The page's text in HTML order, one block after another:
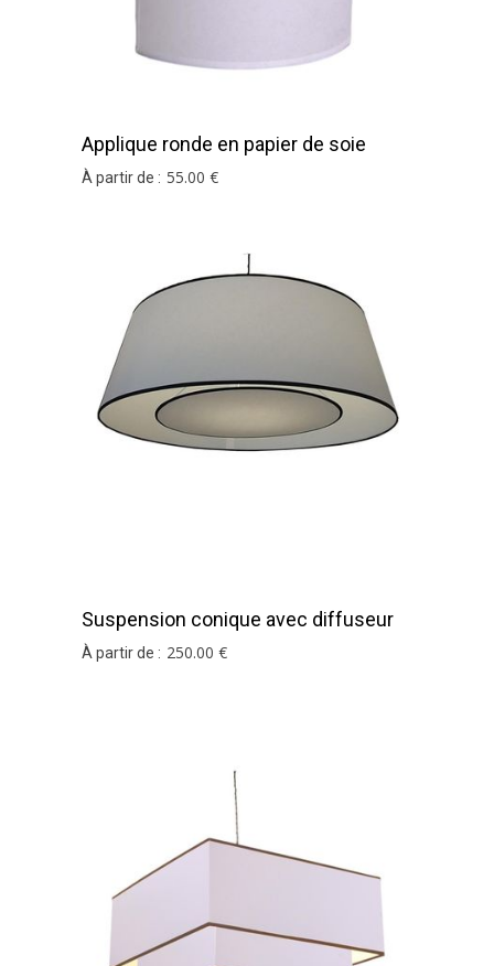
Applique ronde en papier de soie
blanc
À partir de : 55.00 €
Suspension conique avec diffuseur
en papier de soie
À partir de : 250.00 €